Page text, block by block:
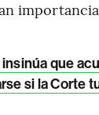
que
si la Corte